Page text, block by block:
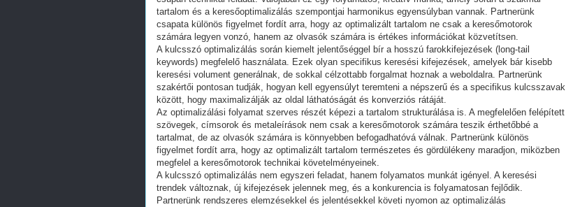
tartalom és a keresőoptimalizálás szempontjai harmonikus egyensúlyban vannak. Partnerünk
csapata különös figyelmet fordít arra, hogy az optimalizált tartalom ne csak a keresőmotorok
számára legyen vonzó, hanem az olvasók számára is értékes információkat közvetítsen.
A kulcsszó optimalizálás során kiemelt jelentőséggel bír a hosszú farokkifejezések (long-tail
keywords) megfelelő használata. Ezek olyan specifikus keresési kifejezések, amelyek bár kisebb
keresési volument generálnak, de sokkal célzottabb forgalmat hoznak a weboldalra. Partnerünk
szakértői pontosan tudják, hogyan kell egyensúlyt teremteni a népszerű és a specifikus kulcsszavak
között, hogy maximalizálják az oldal láthatóságát és konverziós rátáját.
Az optimalizálási folyamat szerves részét képezi a tartalom strukturálása is. A megfelelően felépített
szövegek, címsorok és metaleírások nem csak a keresőmotorok számára teszik érthetőbbé a
tartalmat, de az olvasók számára is könnyebben befogadhatóvá válnak. Partnerünk különös
figyelmet fordít arra, hogy az optimalizált tartalom természetes és gördülékeny maradjon, miközben
megfelel a keresőmotorok technikai követelményeinek.
A kulcsszó optimalizálás nem egyszeri feladat, hanem folyamatos munkát igényel. A keresési
trendek változnak, új kifejezések jelennek meg, és a konkurencia is folyamatosan fejlődik.
Partnerünk rendszeres elemzésekkel és jelentésekkel követi nyomon az optimalizálás